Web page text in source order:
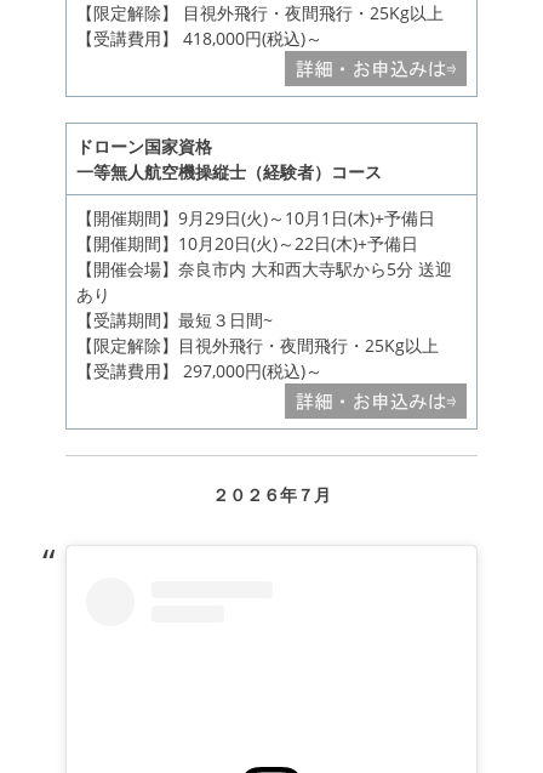
【限定解除】 目視外飛行・夜間飛行・25Kg以上
【受講費用】 418,000円(税込)～
ドローン国家資格
一等無人航空機操縦士（経験者）コース
【開催期間】9月29日(火)～10月1日(木)+予備日
【開催期間】10月20日(火)～22日(木)+予備日
【開催会場】奈良市内 大和西大寺駅から5分 送迎
あり
【受講期間】最短３日間~
【限定解除】目視外飛行・夜間飛行・25Kg以上
【受講費用】 297,000円(税込)～
２０２６年７月